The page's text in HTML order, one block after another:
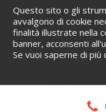
Home Informazioni
Questo sito o gli
avvalgono di cookie
finalità illustrate nella
banner, acconsenti
Se vuoi saperne di più